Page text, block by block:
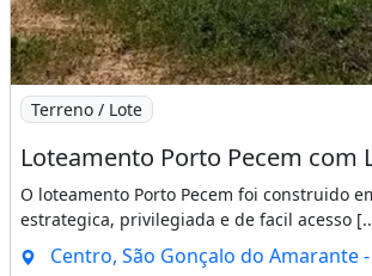
Imagem: Loteamento Porto Pecem
Terreno / Lote
O loteamento Porto Pecem foi construido
estrategica, privilegiada e de facil acesso
Centro, São Gonçalo do Amarante -